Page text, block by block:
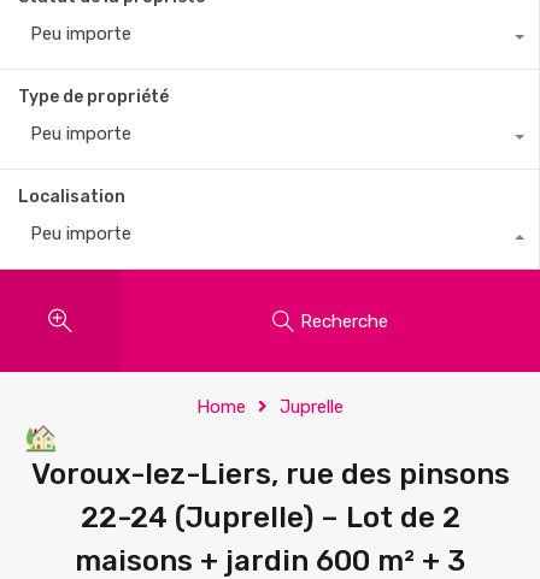
Peu importe
Type de propriété
Peu importe
Localisation
Peu importe
Recherche
Home Juprelle
Voroux-lez-Liers, rue des pinsons
22-24 (Juprelle) – Lot de 2
maisons + jardin 600 m² + 3